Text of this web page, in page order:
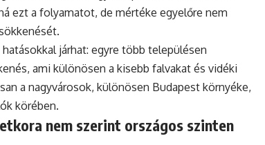
ezt a folyamatot, de mértéke egyelőre nem
járhat: egyre több településen
ami különösen a kisebb falvakat és vidéki
a nagyvárosok, különösen Budapest környéke,
körében.
nem szerint országos szinten